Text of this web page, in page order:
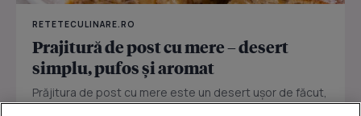
RETETECULINARE.RO
Prajitură de post cu mere – desert
simplu, pufos și aromat
Prăjitura de post cu mere este un desert ușor de făcut,